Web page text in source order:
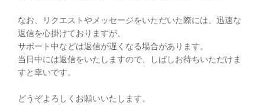
なお、リクエストやメッセージをいただいた際には、迅速な
返信を心掛けておりますが、
サポート中などは返信が遅くなる場合があります。
当日中には返信をいたしますので、しばしお待ちいただけま
すと幸いです。
どうぞよろしくお願いいたします。